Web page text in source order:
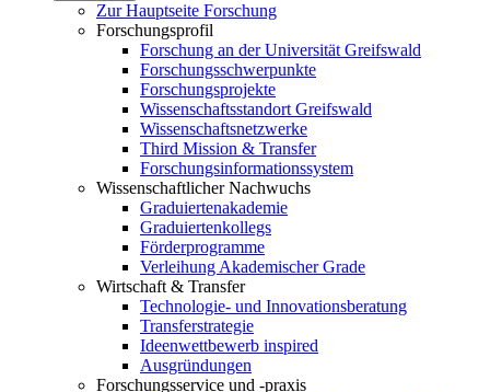
Zur Hauptseite Forschung
Forschungsprofil
Forschung an der Universität Greifswald
Forschungsschwerpunkte
Forschungsprojekte
Wissenschaftsstandort Greifswald
Wissenschaftsnetzwerke
Third Mission & Transfer
Forschungsinformationssystem
Wissenschaftlicher Nachwuchs
Graduiertenakademie
Graduiertenkollegs
Förderprogramme
Verleihung Akademischer Grade
Wirtschaft & Transfer
Technologie- und Innovationsberatung
Transferstrategie
Ideenwettbewerb inspired
Ausgründungen
Forschungsservice und -praxis